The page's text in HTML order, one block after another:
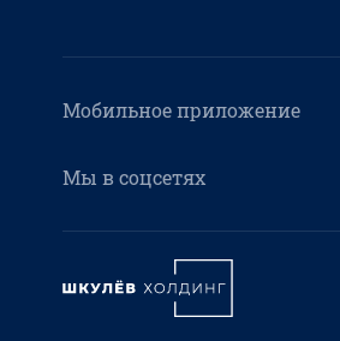
Мобильное приложение
Мы в соцсетях